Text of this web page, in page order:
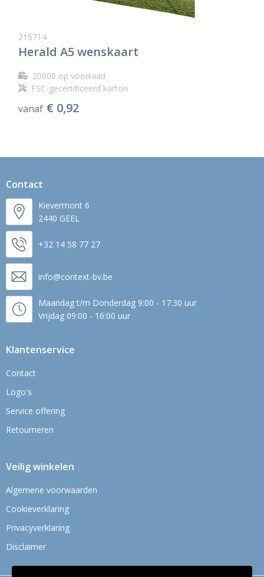
215714
Herald A5 wenskaart
20000 op voorraad
FSC-gecertificeerd karton
vanaf € 0,92
Contact
Kievermont 6
2440 GEEL
+32 14 58 77 27
info@context-bv.be
Maandag t/m Donderdag 9:00 - 17:30 uur
Vrijdag 09:00 - 16:00 uur
Klantenservice
Contact
Logo's
Service offering
Retourneren
Veilig winkelen
Algemene voorwaarden
Cookieverklaring
Privacyverklaring
Disclaimer